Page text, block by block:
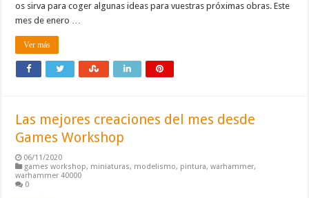
os sirva para coger algunas ideas para vuestras próximas obras. Este
mes de enero …
Ver más
Las mejores creaciones del mes desde
Games Workshop
06/11/2020
games workshop, miniaturas, modelismo, pintura,warhammer,
warhammer 40000
0